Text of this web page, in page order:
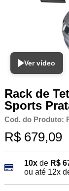
Ver vídeo
Rack de
Sports
Cod. do Produto:
R$ 679,09
10xde R$
ou até 12x